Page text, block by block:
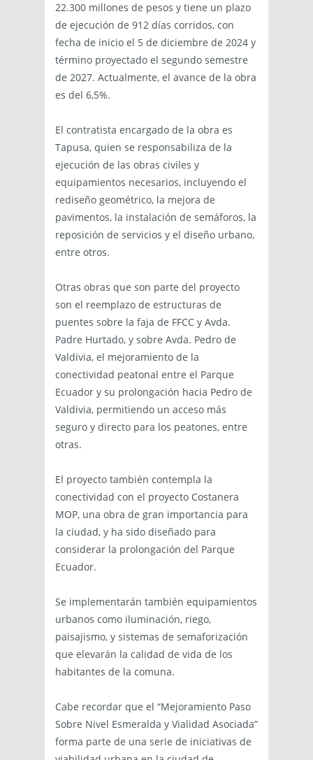
22.300 millones de pesos y tiene un plazo
de ejecución de 912 días corridos, con
fecha de inicio el 5 de diciembre de 2024 y
término proyectado el segundo semestre
de 2027. Actualmente, el avance de la obra
es del 6,5%.
El contratista encargado de la obra es
Tapusa, quien se responsabiliza de la
ejecución de las obras civiles y
equipamientos necesarios, incluyendo el
rediseño geométrico, la mejora de
pavimentos, la instalación de semáforos, la
reposición de servicios y el diseño urbano,
entre otros.
Otras obras que son parte del proyecto
son el reemplazo de estructuras de
puentes sobre la faja de FFCC y Avda.
Padre Hurtado, y sobre Avda. Pedro de
Valdivia, el mejoramiento de la
conectividad peatonal entre el Parque
Ecuador y su prolongación hacia Pedro de
Valdivia, permitiendo un acceso más
seguro y directo para los peatones, entre
otras.
El proyecto también contempla la
conectividad con el proyecto Costanera
MOP, una obra de gran importancia para
la ciudad, y ha sido diseñado para
considerar la prolongación del Parque
Ecuador.
Se implementarán también equipamientos
urbanos como iluminación, riego,
paisajismo, y sistemas de semaforización
que elevarán la calidad de vida de los
habitantes de la comuna.
Cabe recordar que el “Mejoramiento Paso
Sobre Nivel Esmeralda y Vialidad Asociada”
forma parte de una serie de iniciativas de